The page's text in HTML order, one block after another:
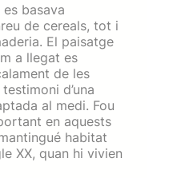
es basava
de cereals, tot i
El paisatge
a llegat es
de les
d’una
al medi. Fou
en aquests
habitat
XX, quan hi vivien